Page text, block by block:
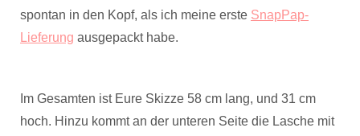
spontan in den Kopf, als ich meine erste SnapPap-
Lieferung ausgepackt habe.
Im Gesamten ist Eure Skizze 58 cm lang, und 31 cm
hoch. Hinzu kommt an der unteren Seite die Lasche mit